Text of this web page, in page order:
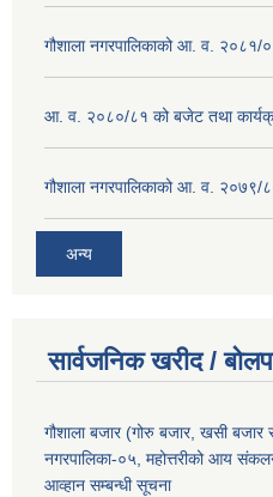
गौशाला नगरपालिकाको आ. व. २०८१/
आ. व. २०८०/८१ को बजेट तथा
गौशाला नगरपालिकाको आ. व. २०७९/
अन्य
सार्वजनिक खरीद /
गौशाला बजार (गोरु बजार, खसी बजार
नगरपालिका-०५, महोत्तरीको आय
आव्हान सम्बन्धी सूचना